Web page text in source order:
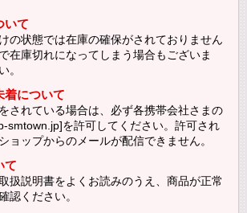
いて
の状態では在庫の確保がされておりません
在庫切れになってしまう場合もございま
。
について
されている場合は、必ず各携帯会社さまの
smtown.jp]を許可してください。許可され
ョップからのメールが配信できません。
て
扱説明書をよくお読みのうえ、商品が正常
認ください。